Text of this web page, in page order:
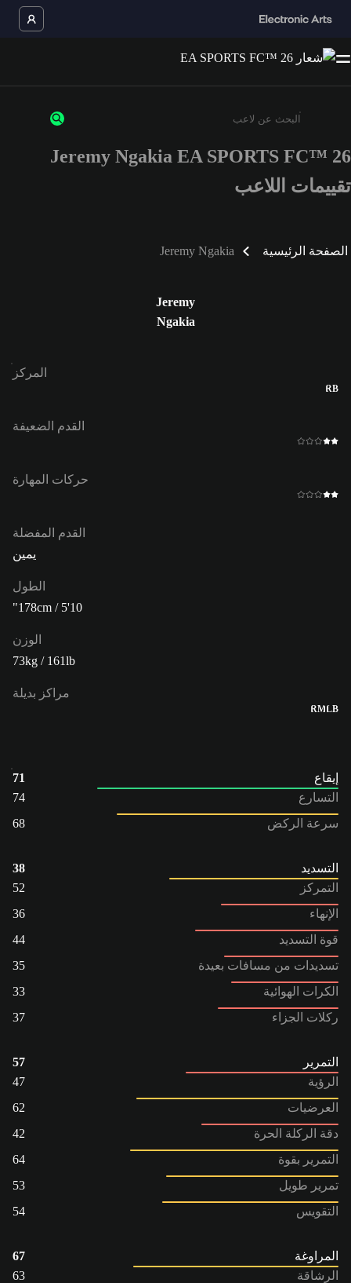
أدخل 3 أحرف أو أرقام على الأقل
Jeremy Ngakia EA SPORTS FC™ 26
تقييمات اللاعب
الصفحة الرئيسية Jeremy Ngakia
Jeremy
Ngakia
المركز
RB
القدم الضعيفة
حركات المهارة
القدم المفضلة
يمين
الطول
178cm / 5'10"
الوزن
73kg / 161lb
مراكز بديلة
LB
RM
إيقاع
71
التسارع
74
سرعة الركض
68
التسديد
38
التمركز
52
الإنهاء
36
قوة التسديد
44
تسديدات من مسافات بعيدة
35
الكرات الهوائية
33
ركلات الجزاء
37
التمرير
57
الرؤية
47
العرضيات
62
دقة الركلة الحرة
42
التمرير بقوة
64
تمرير طويل
53
التقويس
54
المراوغة
67
الرشاقة
63